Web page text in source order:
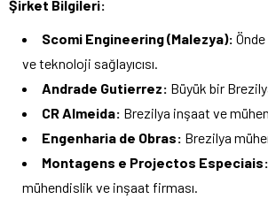
Şirket Bilgileri:
Scomi Engineering (Malezya):
ve teknoloji sağlayıcısı.
Andrade Gutierrez: Büyük bir
CR Almeida: Brezilya inşaat ve
Engenharia de Obras: Brezilya
Montagens e Projectos Especiais:
mühendislik ve inşaat firması.